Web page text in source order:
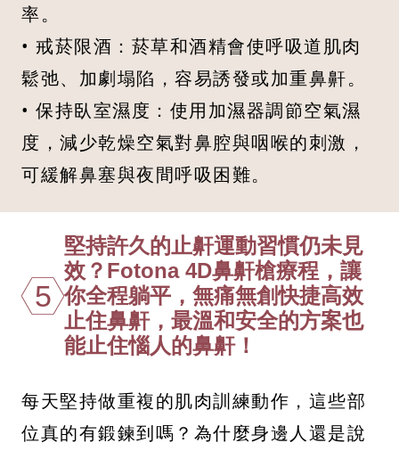
率。
• 戒菸限酒：菸草和酒精會使呼吸道肌肉
鬆弛、加劇塌陷，容易誘發或加重鼻鼾。
• 保持臥室濕度：使用加濕器調節空氣濕
度，減少乾燥空氣對鼻腔與咽喉的刺激，
可緩解鼻塞與夜間呼吸困難。
5
堅持許久的止鼾運動習慣仍未見
效？Fotona 4D鼻鼾槍療程，讓
你全程躺平，無痛無創快捷高效
止住鼻鼾，最溫和安全的方案也
能止住惱人的鼻鼾！
每天堅持做重複的肌肉訓練動作，這些部
位真的有鍛鍊到嗎？為什麼身邊人還是說